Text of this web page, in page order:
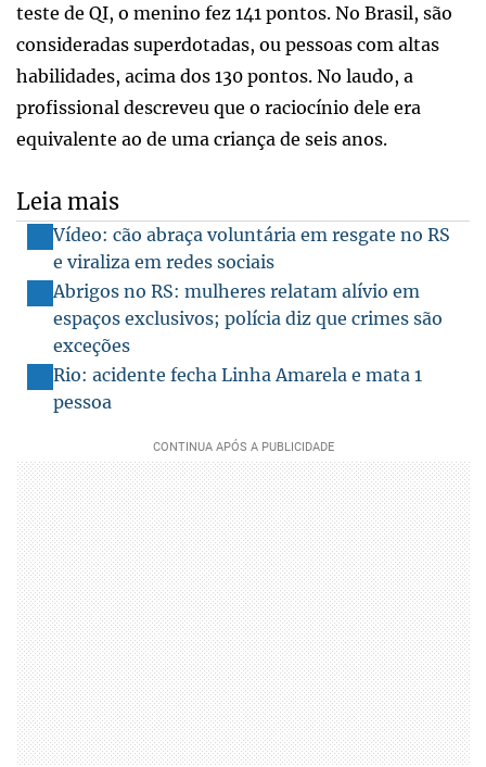
teste de QI, o menino fez 141 pontos. No Brasil, são
consideradas superdotadas, ou pessoas com altas
habilidades, acima dos 130 pontos. No laudo, a
profissional descreveu que o raciocínio dele era
equivalente ao de uma criança de seis anos.
Leia mais
Vídeo: cão abraça voluntária em resgate no RS
e viraliza em redes sociais
Abrigos no RS: mulheres relatam alívio em
espaços exclusivos; polícia diz que crimes são
exceções
Rio: acidente fecha Linha Amarela e mata 1
pessoa